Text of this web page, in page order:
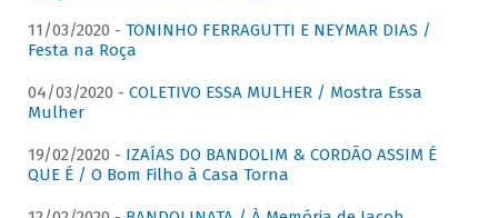
11/03/2020 - TONINHO FERRAGUTTI E NEYMAR DIAS /
Festa na Roça
04/03/2020 - COLETIVO ESSA MULHER / Mostra Essa
Mulher
19/02/2020 - IZAÍAS DO BANDOLIM & CORDÃO ASSIM É
QUE É / O Bom Filho à Casa Torna